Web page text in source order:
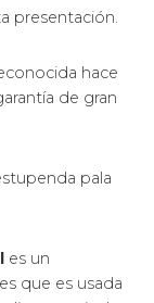
presentación.
hace
de gran
pala
es un
que es usada